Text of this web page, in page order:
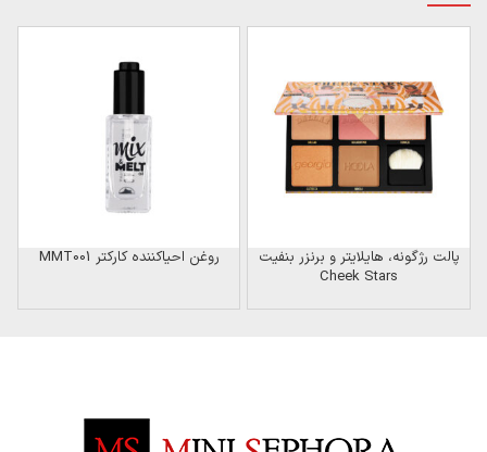
پالت رژگونه، هایلایتر و برنزر بنفیت
Cheek Stars
روغن احیاکننده کارکتر MMT001